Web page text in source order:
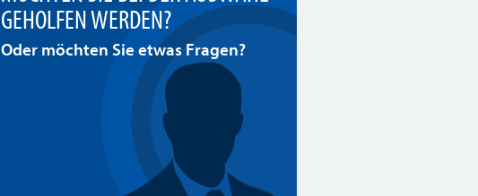
GEHOLFEN WERDEN?
Oder möchten Sie etwas Fragen?